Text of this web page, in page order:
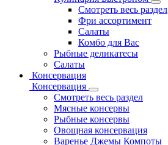
Смотреть весь раздел
Фри ассортимент
Салаты
Комбо для Вас
Рыбные деликатесы
Салаты
Консервация
Консервация
Смотреть весь раздел
Мясные консервы
Рыбные консервы
Овощная консервация
Варенье Джемы Компоты